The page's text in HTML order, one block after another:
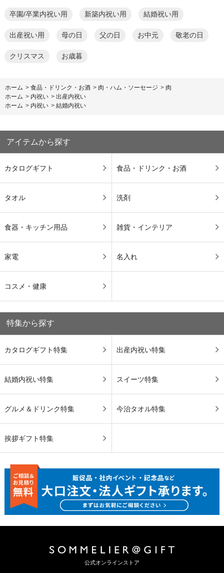
卒園/卒業内祝い用 新築内祝い用 結婚祝い用
出産祝い用 母の日 父の日 お中元 敬老の日
クリスマス お歳暮
ホーム > 食品・ドリンク・お酒 > 肉・ハム・ソーセージ > 肉
ホーム > 内祝い > 出産内祝い
ホーム > 内祝い > 結婚内祝い
アイテムから探す
カタログギフト 食品・ドリンク・お酒
タオル 洗剤
食器・キッチン用品 雑貨・インテリア
家電 名入れ
コスメ・健康
特集から探す
カタログギフト特集 出産内祝い特集
結婚内祝い特集 スイーツ特集
グルメ＆ドリンク特集 今治タオル特集
挨拶ギフト特集
公式オンラインストア